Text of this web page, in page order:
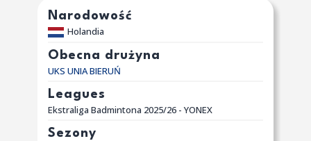
Narodowość
Holandia
Obecna drużyna
UKS UNIA BIERUŃ
Leagues
Ekstraliga Badmintona 2025/26 - YONEX
Sezony